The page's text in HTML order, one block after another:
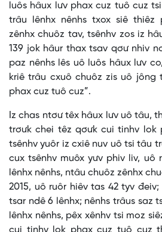
luôs hâux lưv phax cuz tuô cuz
trâu lênhx nênhs txox siê thiêz
zênhx chuôz tav, tsênhv zos iz
139 jok hâur thax tsav qơư nhiv
paz nênhs lês uô luôs hâux lưv
kriê trâu cxuô chuôz zis uô jông
phax cuz tuô cuz”.
Iz chas ntơư têx hâux lưv uô tâu,
trơưk chei têz qơưk cui tinhv lok
tsênhv yuôr iz cxiê nuv uô tsi tâu
cux tsênhv muôx yưv phiv liv, uô
lênhx nênhs, ntâu chuôz zênhx
2015, uô ruôr hiêv tas 42 tyv
tsar ndê 6 lênhx; nênhs trâus saz
lênhx nênhs, pêx xênhv tsi moz